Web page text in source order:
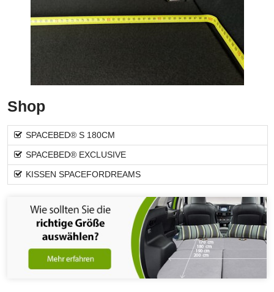
Shop
SPACEBED® S 180CM
SPACEBED® EXCLUSIVE
KISSEN SPACEFORDREAMS